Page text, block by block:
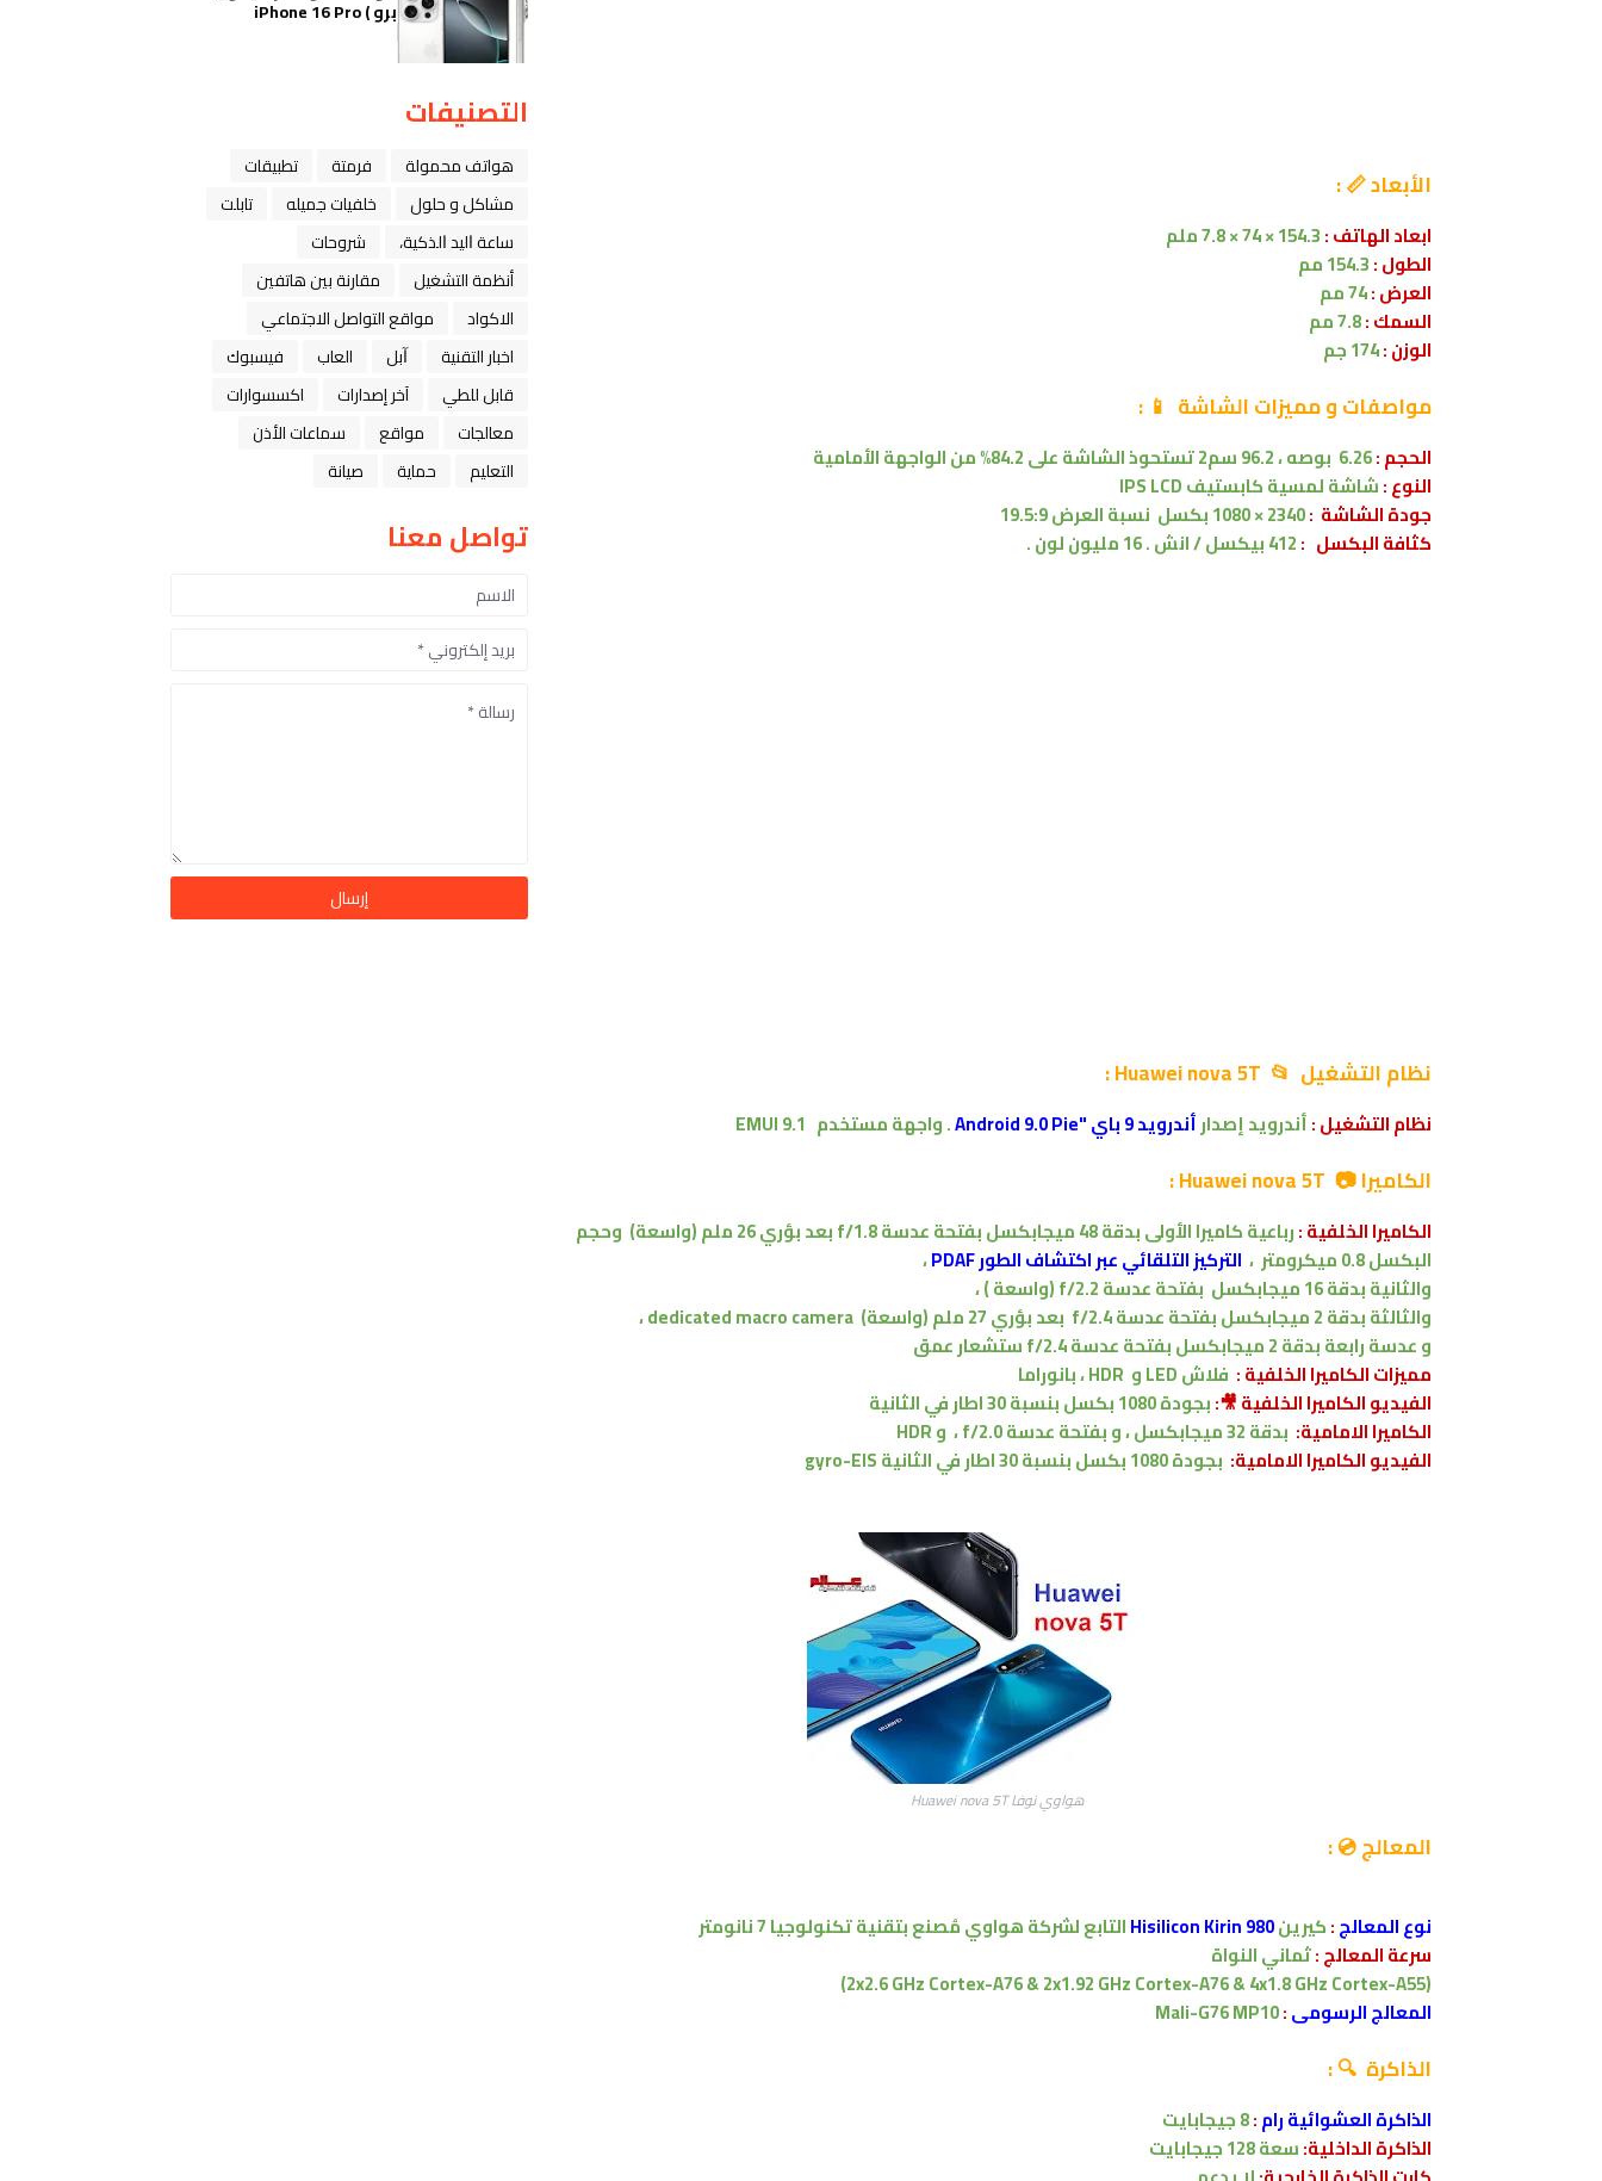
الأبعاد 📏 :
ابعاد الهاتف :154.3 × 74 × 7.8 ملم
الطول :154.3 مم
العرض :
السمك :7.8 مم
الوزن :
مواصفاتو مميزات الشاشة 📱
:
الحجم :6.26 بوصه ،96.2 سم2 تستحوذ الشاشة على 84.2% من
الواجهة الأمامية
النوع :شاشة لمسيةكابستيفIPS LCD
جودة الشاشة :2340 × 1080 بكسل
نسبة العرض 19.5:9
كثافة البكسل :412 بيكسل / انش . 16 مليون لون .
نظام التشغيل 📂 :
نظام التشغيل :أندرويد إصدارأندرويد 9 باي "Android 9.0 Pie .واجهة مستخدم EMUI 9.1
الكاميرا 📷 Huawei nova 5T :
الكاميرا الخلفية :رباعية كاميرا الأولى بدقة 48 ميجابكسل بفتحة عدسة f/1.8 بعد بؤري (واسعة) وحجم
البكسل 0.8 ميكرومتر
، التركيز التلقائي عبر اكتشاف الطور PDAF
،
والثانية بدقة 16 ميجابكسل
بفتحة عدسة f/2.2 (واسعة )،
والثالثة بدقة 2 ميجابكسل
بفتحة عدسة f/2.4 بعد بؤري (واسعة) dedicated macro camera
،
و عدسة رابعةبدقة 2 ميجابكسل بفتحة عدسة f/2.4
ستشعار عمق
مميزاتالكاميرا الخلفية : فلاش LED و HDR ،
بانوراما
الفيديو الكاميرا الخلفية 🎥:بجودة 1080 بكسل بنسبة 30 اطار في الثانية
الكاميرا الامامية: بدقة 32 ميجابكسل ، وبفتحة عدسة f/2.0 ، و HDR
الفيديو الكاميراالامامية: بجودة 1080 بكسل بنسبة 30 اطار في الثانية gyro-EIS
هواوي نوفا Huawei nova 5T
المعالج 💿 :
نوع المعالج:كيرينHisilicon Kirin 980التابعلشركة هواويمُصنع بتقنيةتكنولوجيا 7 نانومتر
سرعة المعالج :ثماني النواة
(2x2.6 GHz Cortex-A76 & 2x1.92 GHz Cortex-A76 & 4x1.8 GHz Cortex-A55)
المعالج الرسومى:
Mali-G76 MP10
الذاكرة 🔍 :
الذاكرة العشوائية رام:8 جيجابايت
الذاكرة الداخلية:سعة 128
جيجابايت
برو ) iPhone 16 Pro
التصنيفات
هواتف محمولة فرمتة
تطبيقات
مشاكل و حلول
خلفيات جميله
تابلت
ﺳﺎﻋﺔ ﺍﻟﻴﺪ ﺍﻟﺬﻛﻴﺔ،
شروحات
أنظمة التشغيل
مقارنة بين هاتفين
الاكواد
مواقع التواصل الاجتماعي
اخبار التقنية
ﺁﺑﻞ العاب
فيسبوك
قابل للطي
آخر إصدارات
اكسسوارات
معالجات
مواقع
سماعات الأذن
التعليم
حماية صيانة
تواصل معنا